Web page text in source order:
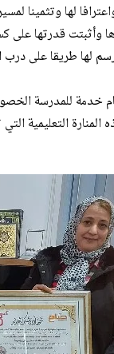
لها وتثمينا
وأثبتت قدرتها
طريقا على درب
خدمة للمدرسة
التعليمية